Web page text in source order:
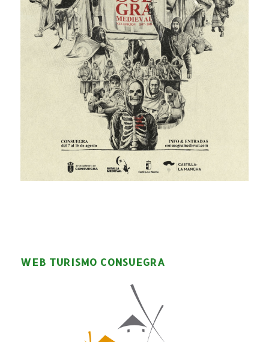
WEB TURISMO CONSUEGRA